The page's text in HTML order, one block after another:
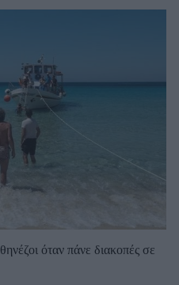
όταν πάνε διακοπές σε